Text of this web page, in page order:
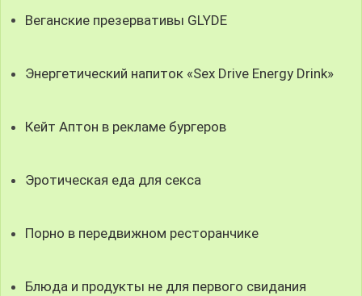
Веганские презервативы GLYDE
Энергетический напиток «Sex Drive Energy Drink»
Кейт Аптон в рекламе бургеров
Эротическая еда для секса
Порно в передвижном ресторанчике
Блюда и продукты не для первого свидания